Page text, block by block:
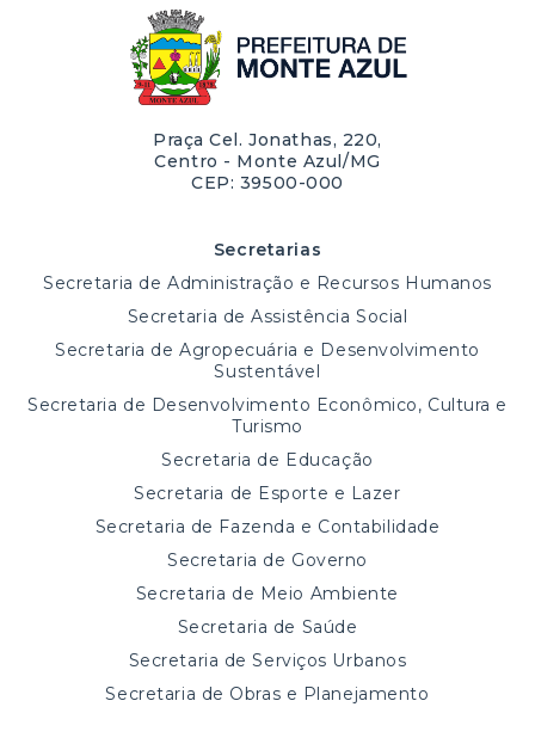
Praça Cel. Jonathas, 220,
Centro - Monte Azul/MG
CEP: 39500-000
Secretarias
Secretaria de Administração e Recursos Humanos
Secretaria de Assistência Social
Secretaria de Agropecuária e Desenvolvimento
Sustentável
Secretaria de Desenvolvimento Econômico, Cultura e
Turismo
Secretaria de Educação
Secretaria de Esporte e Lazer
Secretaria de Fazenda e Contabilidade
Secretaria de Governo
Secretaria de Meio Ambiente
Secretaria de Saúde
Secretaria de Serviços Urbanos
Secretaria de Obras e Planejamento